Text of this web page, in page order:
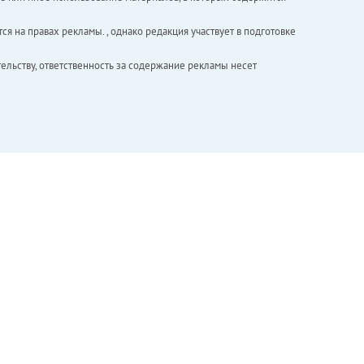
правах рекламы. , однако редакция участвует в подготовке
ответственность за содержание рекламы несет